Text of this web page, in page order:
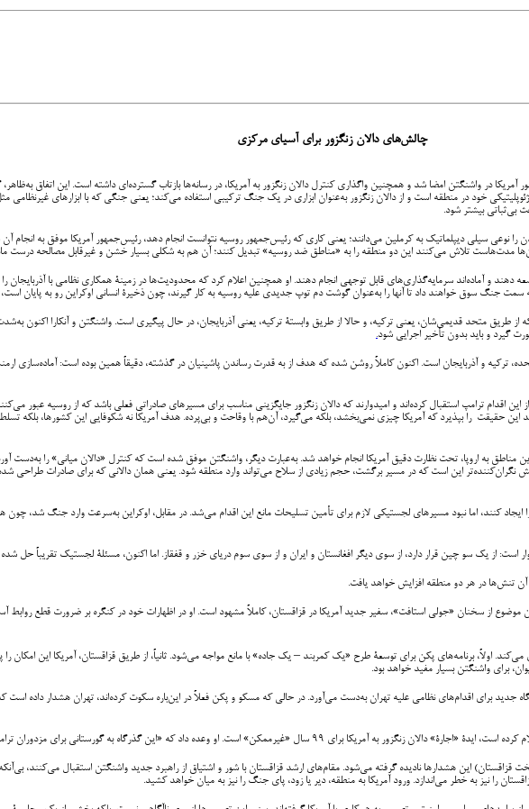
چالش‌های دالان زنگزور برای آسیای مرکزی
آمریکا در واشنگتن امضا شد و همچنین واگذاری کنترل دالان زنگزور به آمریکا، در رسانه‌ها بازتاب گسترده‌ای داشته است. این اتفاق
خود در منطقه است و از دالان زنگزور به‌عنوان ابزاری در یک جنگ ترکیبی استفاده می‌کند؛ یعنی جنگی که با ابزارهای غیرنظامی
بی‌ثباتی بیشتر شود.
نوعی سیلی دیپلماتیک به کرملین می‌دانند؛ یعنی کاری که رئیس‌جمهور روسیه نتوانست انجام دهد، رئیس‌جمهور آمریکا موفق به انجام
مدت‌هاست تلاش می‌کنند این دو منطقه را به «مناطق ضد روسیه» تبدیل کنند؛ آن هم به شکلی بسیار خشن و غیرقابل مصالحه درست
و آماده‌اند سرمایه‌گذاری‌های قابل توجهی انجام دهند. او همچنین اعلام کرد که محدودیت‌ها در زمینۀ همکاری نظامی با آذربایجان
جنگ سوق خواهند داد تا آنها را به‌عنوان گوشت دم توپ جدیدی علیه روسیه به کار گیرند، چون ذخیرۀ انسانی اوکراین رو به پایان است، و
طریق متحد قدیمی‌شان، یعنی ترکیه، و حالا از طریق وابستۀ ترکیه، یعنی آذربایجان، در حال پیگیری است. واشنگتن و آنکارا اکنون
گیرد و باید بدون تأخیر اجرایی شود.
ترکیه و آذربایجان است. اکنون کاملاً روشن شده که هدف از به قدرت رساندن پاشینیان در گذشته، دقیقاً همین بوده است: آماده‌سازی
اقدام ترامپ استقبال کرده‌اند و امیدوارند که دالان زنگزور جایگزینی مناسب برای مسیرهای صادراتی فعلی باشد که از روسیه عبور
این حقیقت را بپذیرد که آمریکا چیزی نمی‌بخشد، بلکه می‌گیرد، آن‌هم با وقاحت و بی‌پرده. هدف آمریکا نه شکوفایی این کشورها، بلکه
این مناطق به اروپا، تحت نظارت دقیق آمریکا انجام خواهد شد. به‌عبارت دیگر، واشنگتن موفق شده است که کنترل «دالان میانی» را
این است که در مسیر برگشت، حجم زیادی از سلاح می‌تواند وارد منطقه شود. یعنی همان دالانی که برای صادرات طراحی شده
کنند، اما نبود مسیرهای لجستیکی لازم برای تأمین تسلیحات مانع این اقدام می‌شد. در مقابل، اوکراین به‌سرعت وارد جنگ شد،
از یک سو چین قرار دارد، از سوی دیگر افغانستان و ایران و از سوی سوم دریای خزر و قفقاز. اما اکنون، مسئلۀ لجستیک تقریباً حل
آن تنش‌ها در هر دو منطقه افزایش خواهد یافت.
از سخنان «جولی استافت»، سفیر جدید آمریکا در قزاقستان، کاملاً مشهود است. او در اظهارات خود در کنگره بر ضرورت قطع روابط
می‌کند. اولاً، برنامه‌های پکن برای توسعۀ طرح «یک کمربند – یک جاده» با مانع مواجه می‌شود. ثانیاً، از طریق قزاقستان، آمریکا این
برای واشنگتن بسیار مفید خواهد بود.
جدید برای اقدام‌های نظامی علیه تهران به‌دست می‌آورد. در حالی که مسکو و پکن فعلاً در این‌باره سکوت کرده‌اند، تهران هشدار داده است که
است. او وعده داد که «این گذرگاه به گورستانی برای مزدوران ترامپ تبدیل خواهد شد».
قزاقستان) این هشدارها نادیده گرفته می‌شود. مقام‌های ارشد قزاقستان با شور و اشتیاق از راهبرد جدید واشنگتن استقبال می‌کنند،
را نیز به خطر می‌اندازد. ورود آمریکا به منطقه، دیر یا زود، پای جنگ را نیز به میان خواهد کشید.